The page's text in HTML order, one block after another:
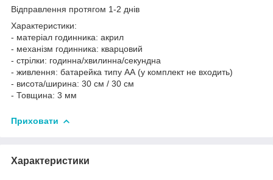
Відправлення протягом 1-2 днів
Характеристики:
- матеріал годинника: акрил
- механізм годинника: кварцовий
- стрілки: годинна/хвилинна/секундна
- живлення: батарейка типу АА (у комплект не входить)
- висота/ширина: 30 см / 30 см
- Товщина: 3 мм
Приховати
Характеристики